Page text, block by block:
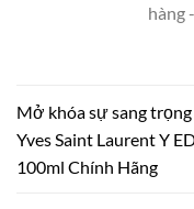
hàng
Mở khóa sự sang trọng
Yves Saint Laurent Y
100ml Chính Hãng